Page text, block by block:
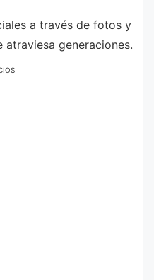
a través de fotos y
generaciones.